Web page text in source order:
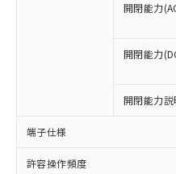
開閉能力
開閉能力
開閉能力説
端子仕様
許容操作頻度
以下の条件をお読
ご利用ください。
本サービスは
商品の当社在
(税抜)を提供
当社制御機器
本サービスの
対応予定なし：EU
非含有に非対応の
定はありません。
調査・確認中：EU
非含有の対応状況
非該当品：ライセ
害物質有無と関係の
仕入先様の事情に
いたものが、含有品
「○」：最大均質
基準値以下であるこ
「×」：最大均質
基準値を超えている